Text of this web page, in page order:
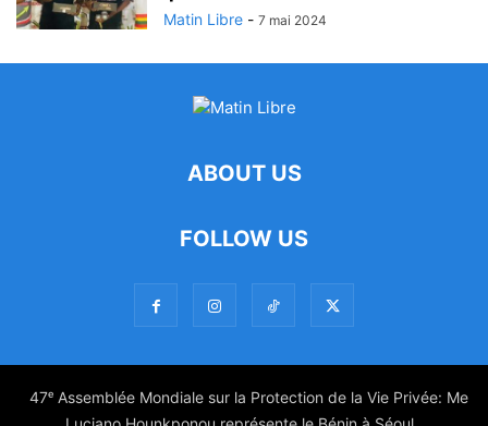
Matin Libre - 7 mai 2024
ABOUT US
FOLLOW US
47ᵉ Assemblée Mondiale sur la Protection de la Vie Privée: Me